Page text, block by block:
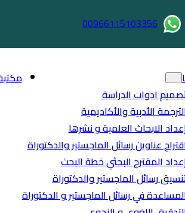
00966115103356
ادوات الدراسة
الأدبية والأكاديمية
الابحاث العلمية و نشرها
عناوين رسائل الماجستير والدكتوراة
المقترح البحثي خطة البحث
رسائل الماجستير والدكتوراة
في رسائل الماجستير و الدكتوراة